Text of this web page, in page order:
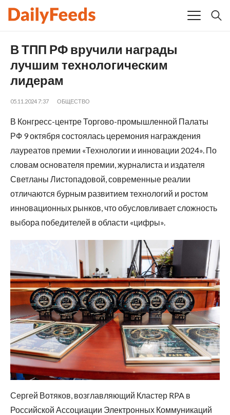
В ТПП РФ вручили награды
лучшим технологическим
лидерам
05.11.2024 7:37 ОБЩЕСТВО
В Конгресс-центре Торгово-промышленной Палаты
РФ 9 октября состоялась церемония награждения
лауреатов премии «Технологии и инновации 2024». По
словам основателя премии, журналиста и издателя
Светланы Листопадовой, современные реалии
отличаются бурным развитием технологий и ростом
инновационных рынков, что обусловливает сложность
выбора победителей в области «цифры».
Сергей Вотяков, возглавляющий Кластер RPA в
Российской Ассоциации Электронных Коммуникаций